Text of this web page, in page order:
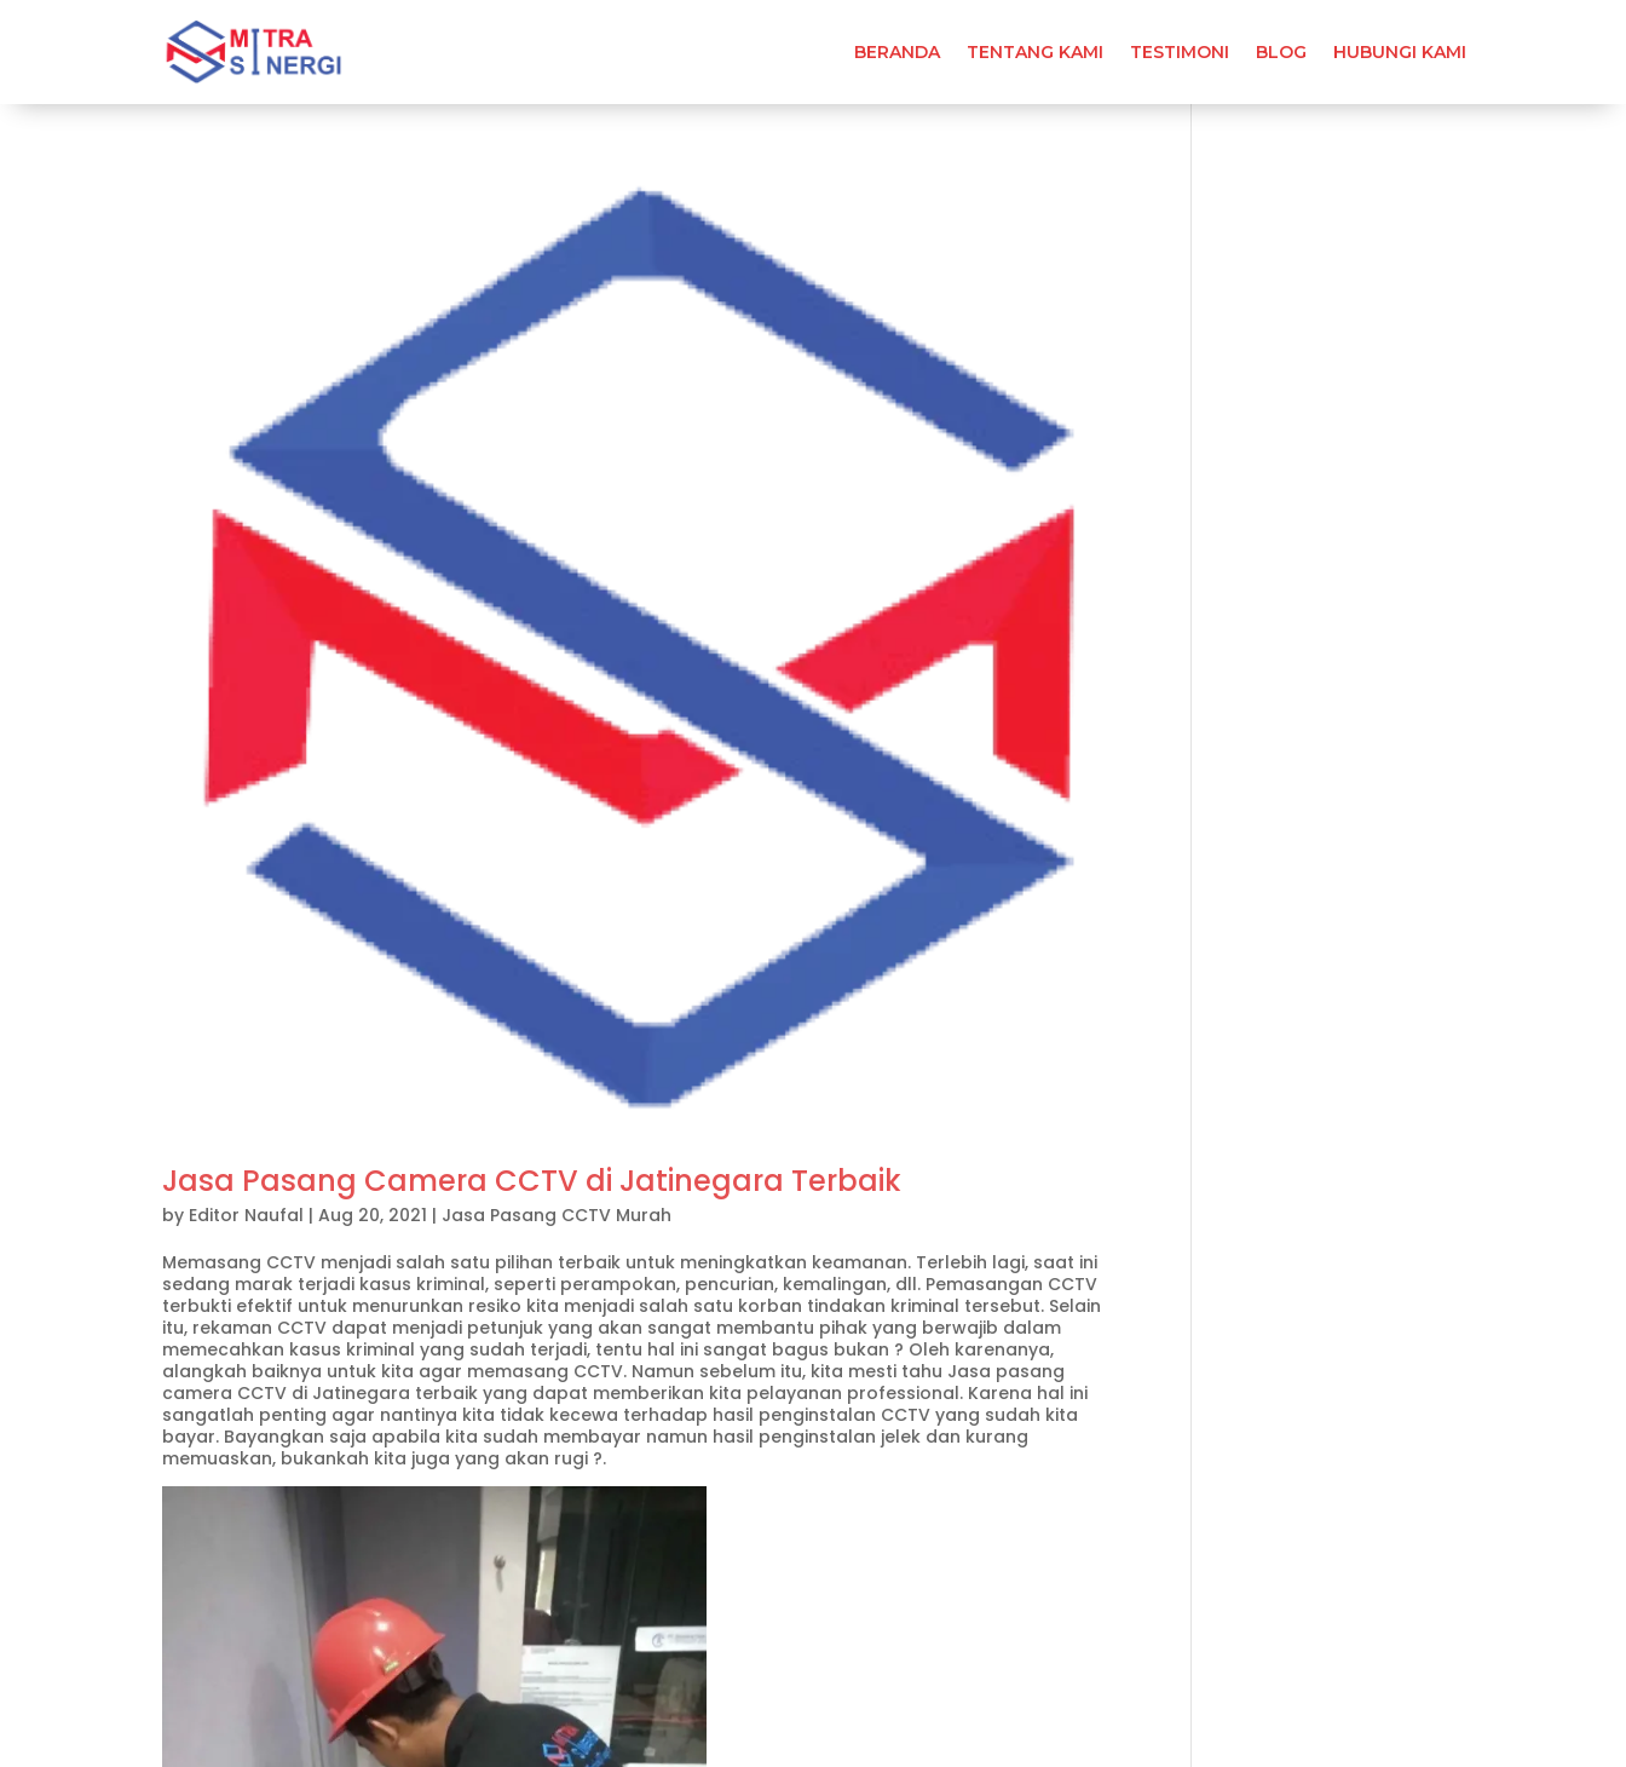
BERANDA TENTANG KAMI TESTIMONI BLOG HUBUNGI KAMI
Jasa Pasang Camera CCTV di Jatinegara Terbaik
by Editor Naufal |Aug 20, 2021 | Jasa Pasang CCTV Murah
Memasang CCTV menjadi salah satu pilihan terbaik untuk meningkatkan keamanan. Terlebih lagi, saat ini
sedang marak terjadi kasus kriminal, seperti perampokan, pencurian, kemalingan, dll. Pemasangan CCTV
terbukti efektif untuk menurunkan resiko kita menjadi salah satu korban tindakan kriminal tersebut. Selain
itu, rekaman CCTV dapat menjadi petunjuk yang akan sangat membantu pihak yang berwajib dalam
memecahkan kasus kriminal yang sudah terjadi, tentu hal ini sangat bagus bukan ? Oleh karenanya,
alangkah baiknya untuk kita agar memasang CCTV. Namun sebelum itu, kita mesti tahu Jasa pasang
camera CCTV di Jatinegara terbaik yang dapat memberikan kita pelayanan professional. Karena hal ini
sangatlah penting agar nantinya kita tidak kecewa terhadap hasil penginstalan CCTV yang sudah kita
bayar. Bayangkan saja apabila kita sudah membayar namun hasil penginstalan jelek dan kurang
memuaskan, bukankah kita juga yang akan rugi ?.